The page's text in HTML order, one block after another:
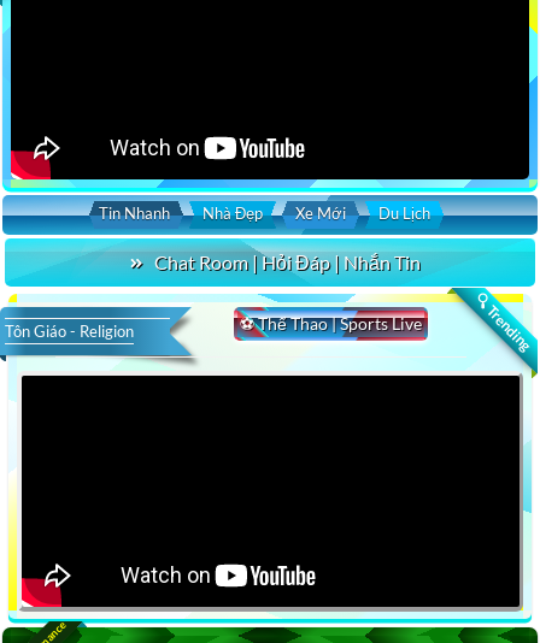
Tin Nhanh Nhà Đẹp Xe Mới Du Lịch
Chat Room | Hỏi Đáp | Nhắn Tin
🔍 Trending
⚽ Thể Thao | Sports Live
Tôn Giáo - Religion